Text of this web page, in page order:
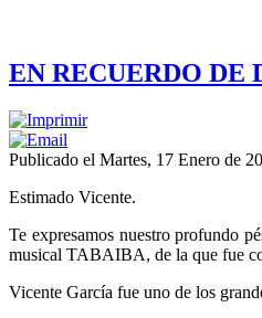
EN RECUERDO DE
Publicado el Martes, 17 Enero de
Estimado Vicente.
Te expresamos nuestro profundo
musical TABAIBA, de la que fue
Vicente García fue uno de los